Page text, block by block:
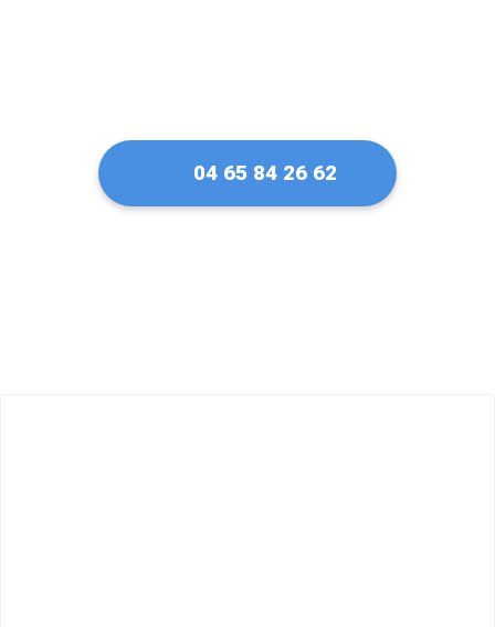
04 65 84 26 62